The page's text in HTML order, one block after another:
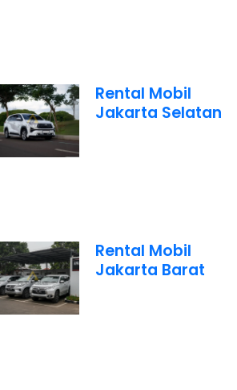
Rental Mobil
Jakarta Selatan
Rental Mobil
Jakarta Barat